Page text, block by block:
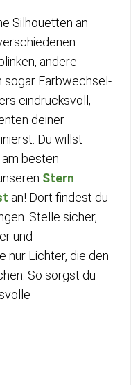
Silhouetten an
andere
sogar Farbwechsel-
eindrucksvoll,
deiner
Du willst
besten
Stern
an! Dort findest du
Stelle sicher,
und
nur Lichter, die den
So sorgst du